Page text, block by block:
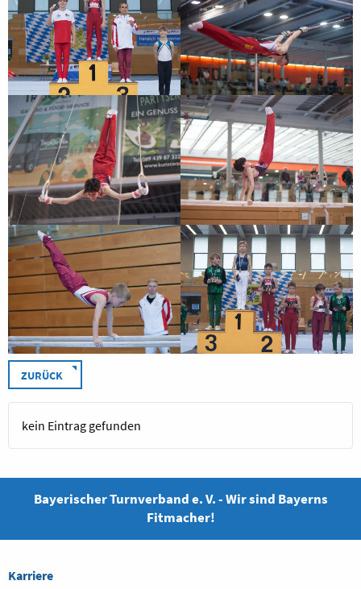
ZURÜCK
kein Eintrag gefunden
Bayerischer Turnverband e. V. - Wir sind Bayerns
Fitmacher!
Karriere